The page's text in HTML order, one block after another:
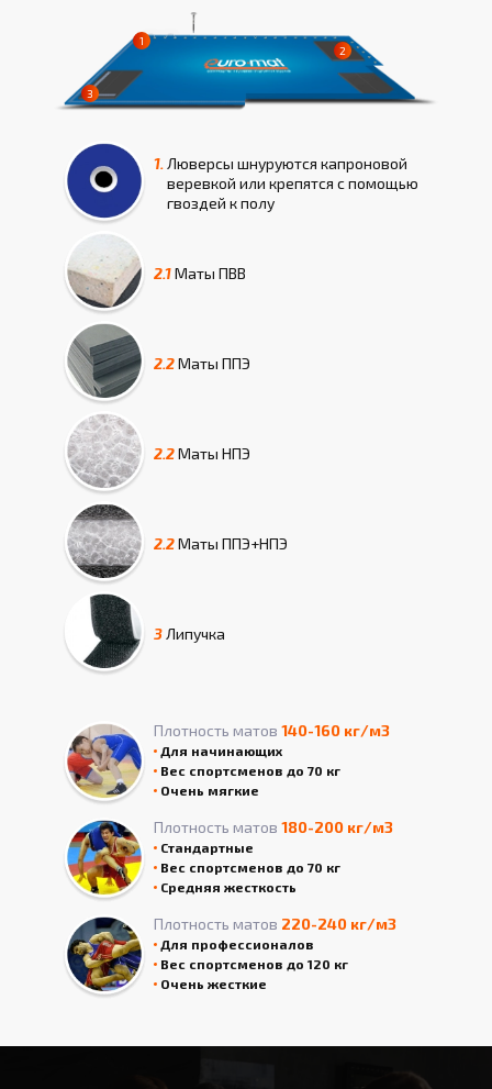
1. Люверсы шнуруются капроновой
веревкой или крепятся с помощью
гвоздей к полу
2.1Маты ПВВ
2.2Маты ППЭ
2.2Маты НПЭ
2.2Маты ППЭ+НПЭ
3Липучка
Плотность матов 140-160 кг/м3
Для начинающих
Вес спортсменов до 70 кг
Очень мягкие
Плотность матов 180-200 кг/м3
Стандартные
Вес спортсменов до 70 кг
Средняя жесткость
Плотность матов 220-240 кг/м3
Для профессионалов
Вес спортсменов до 120 кг
Очень жесткие